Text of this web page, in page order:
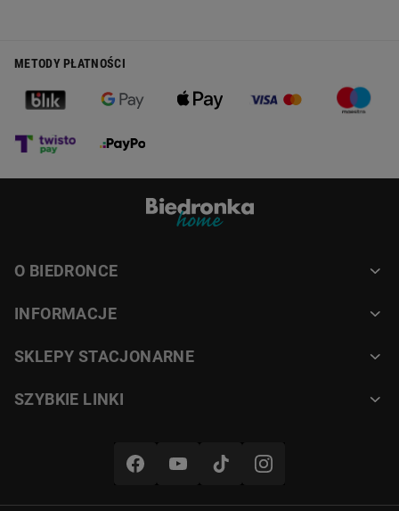
METODY PŁATNOŚCI
O BIEDRONCE
INFORMACJE
SKLEPY STACJONARNE
SZYBKIE LINKI